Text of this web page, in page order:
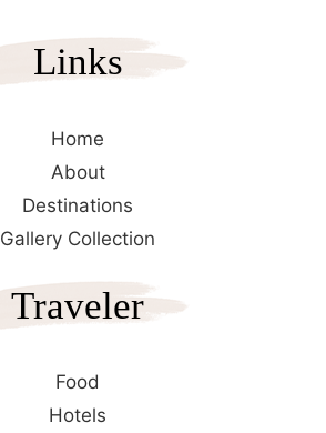
Links
Home
About
Destinations
Gallery Collection
Traveler
Food
Hotels